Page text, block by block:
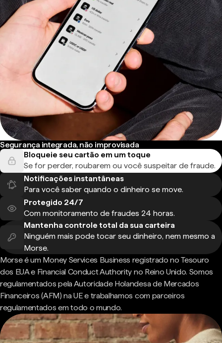
Segurança integrada, não improvisada
Bloqueie seu cartão em um toque
Se for perder, roubarem ou você suspeitar de fraude.
Notificações instantâneas
Para você saber quando o dinheiro se move.
Protegido 24/7
Com monitoramento de fraudes 24 horas.
Mantenha controle total da sua carteira
Ninguém mais pode tocar seu dinheiro, nem mesmo a
Morse.
Morse é um Money Services Business registrado no Tesouro
dos EUA e Financial Conduct Authority no Reino Unido. Somos
regulamentados pela Autoridade Holandesa de Mercados
Financeiros (AFM) na UE e trabalhamos com parceiros
regulamentados em todo o mundo.